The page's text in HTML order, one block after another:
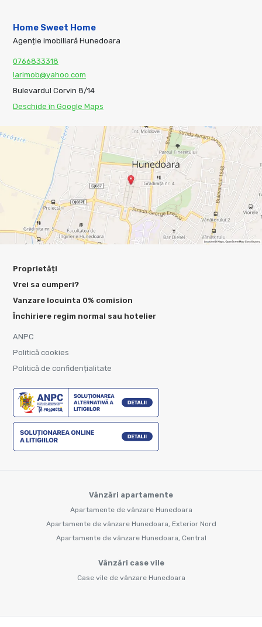
Home Sweet Home
Agenție imobiliară Hunedoara
0766833318
larimob@yahoo.com
Bulevardul Corvin 8/14
Deschide în Google Maps
Proprietăți
Vrei sa cumperi?
Vanzare locuinta 0% comision
Închiriere regim normal sau hotelier
ANPC
Politică cookies
Politică de confidențialitate
Vânzări apartamente
Apartamente de vânzare Hunedoara
Apartamente de vânzare Hunedoara, Exterior Nord
Apartamente de vânzare Hunedoara, Central
Vânzări case vile
Case vile de vânzare Hunedoara